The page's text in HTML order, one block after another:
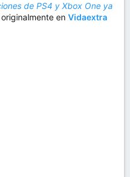
de PS4 y Xbox One ya
en Vidaextra